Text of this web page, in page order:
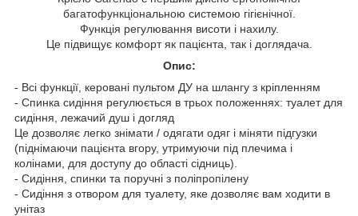
багатофункціональною системою гігієнічної.
Функція регулювання висоти і нахилу.
Це підвищує комфорт як пацієнта, так і доглядача.
Опис:
- Всі функції, керовані пультом ДУ на шлангу з кріпленням
- Спинка сидіння регулюється в трьох положеннях: туалет для
сидіння, лежачий душ і догляд
Це дозволяє легко знімати / одягати одяг і міняти підгузки
(піднімаючи пацієнта вгору, утримуючи під плечима і
колінами, для доступу до області сідниць).
- Сидіння, спинки та поручні з поліпропілену
- Сидіння з отвором для туалету, яке дозволяє вам ходити в
унітаз